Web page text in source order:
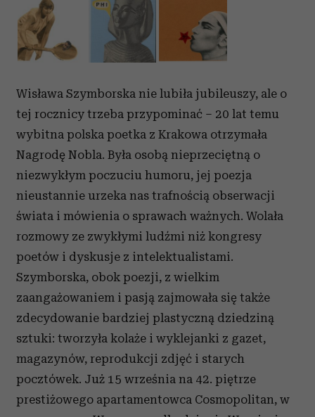
Wisława Szymborska nie lubiła jubileuszy, ale o
tej rocznicy trzeba przypominać – 20 lat temu
wybitna polska poetka z Krakowa otrzymała
Nagrodę Nobla. Była osobą nieprzeciętną o
niezwykłym poczuciu humoru, jej poezja
nieustannie urzeka nas trafnością obserwacji
świata i mówienia o sprawach ważnych. Wolała
rozmowy ze zwykłymi ludźmi niż kongresy
poetów i dyskusje z intelektualistami.
Szymborska, obok poezji, z wielkim
zaangażowaniem i pasją zajmowała się także
zdecydowanie bardziej plastyczną dziedziną
sztuki: tworzyła kolaże i wyklejanki z gazet,
magazynów, reprodukcji zdjęć i starych
pocztówek. Już 15 września na 42. piętrze
prestiżowego apartamentowca Cosmopolitan, w